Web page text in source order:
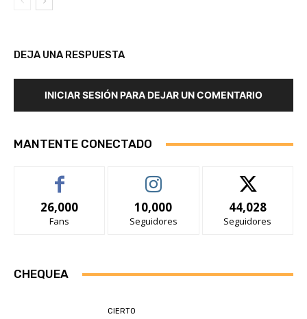
DEJA UNA RESPUESTA
INICIAR SESIÓN PARA DEJAR UN COMENTARIO
MANTENTE CONECTADO
26,000
Fans
10,000
Seguidores
44,028
Seguidores
CHEQUEA
CIERTO